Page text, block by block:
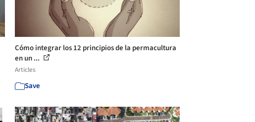
Cómo integrar los 12 principios de la permacultura
en un ...
Articles
Save